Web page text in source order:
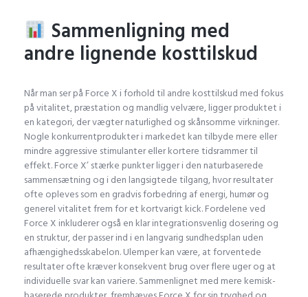
Sammenligning med
andre lignende kosttilskud
Når man ser på Force X i forhold til andre kosttilskud med fokus
på vitalitet, præstation og mandlig velvære, ligger produktet i
en kategori, der vægter naturlighed og skånsomme virkninger.
Nogle konkurrentprodukter i markedet kan tilbyde mere eller
mindre aggressive stimulanter eller kortere tidsrammer til
effekt. Force X’ stærke punkter ligger i den naturbaserede
sammensætning og i den langsigtede tilgang, hvor resultater
ofte opleves som en gradvis forbedring af energi, humør og
generel vitalitet frem for et kortvarigt kick. Fordelene ved
Force X inkluderer også en klar integrationsvenlig dosering og
en struktur, der passer ind i en langvarig sundhedsplan uden
afhængighedsskabelon. Ulemper kan være, at forventede
resultater ofte kræver konsekvent brug over flere uger og at
individuelle svar kan variere. Sammenlignet med mere kemisk-